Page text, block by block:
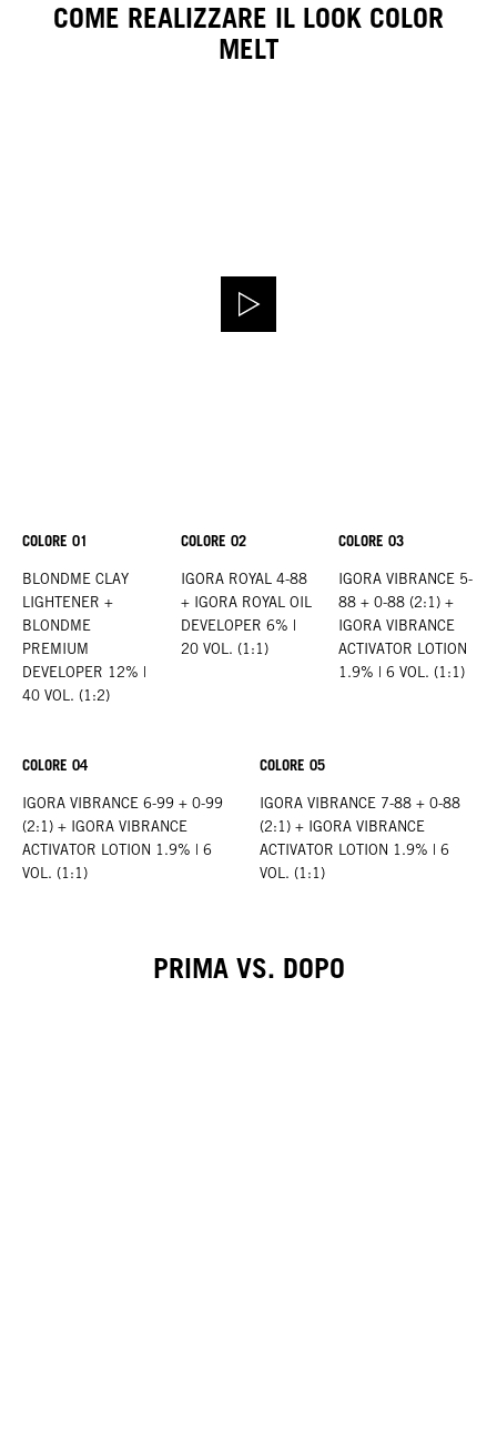
COME REALIZZARE IL LOOK COLOR
MELT
COLORE 01
BLONDME CLAY
LIGHTENER +
BLONDME
PREMIUM
DEVELOPER 12% |
40 VOL. (1:2)
COLORE 02
IGORA ROYAL 4-88
+ IGORA ROYAL OIL
DEVELOPER 6% |
20 VOL. (1:1)
COLORE 03
IGORA VIBRANCE 5-
88 + 0-88 (2:1) +
IGORA VIBRANCE
ACTIVATOR LOTION
1.9% | 6 VOL. (1:1)
COLORE 04
IGORA VIBRANCE 6-99 + 0-99
(2:1) + IGORA VIBRANCE
ACTIVATOR LOTION 1.9% | 6
VOL. (1:1)
COLORE 05
IGORA VIBRANCE 7-88 + 0-88
(2:1) + IGORA VIBRANCE
ACTIVATOR LOTION 1.9% | 6
VOL. (1:1)
PRIMA VS. DOPO